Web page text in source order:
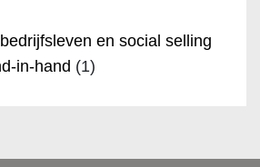
en social selling
in-hand (1)